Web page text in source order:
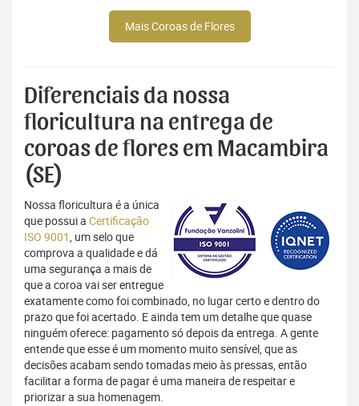
Mais Coroas de Flores
Diferenciais da nossa
floricultura na entrega de
coroas de flores em Macambira
(SE)
Nossa floricultura é a única
que possui a Certificação
ISO 9001, um selo que
comprova a qualidade e dá
uma segurança a mais de
que a coroa vai ser entregue
exatamente como foi combinado, no lugar certo e dentro do
prazo que foi acertado. E ainda tem um detalhe que quase
ninguém oferece: pagamento só depois da entrega. A gente
entende que esse é um momento muito sensível, que as
decisões acabam sendo tomadas meio às pressas, então
facilitar a forma de pagar é uma maneira de respeitar e
priorizar a sua homenagem.